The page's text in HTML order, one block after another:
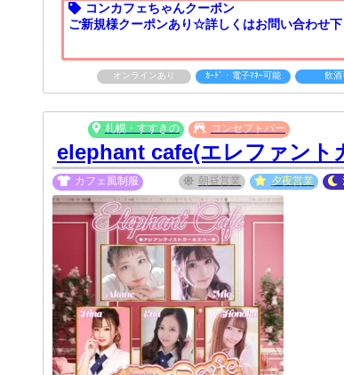
コンカフェちゃんクーポン
ご新規様クーポンあり☆詳しくはお問い合わせ下
オンラインあり ｶｰﾄﾞ・電子ﾏﾈｰ可能 飲酒
札幌・すすきの コンセプトバー
elephant cafe(エレファント
カフェ風制服 朝昼営業 夕夜営業